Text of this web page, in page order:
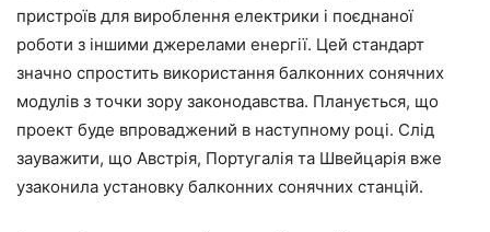
пристроїв для вироблення електрики і поєднаної
роботи з іншими джерелами енергії. Цей стандарт
значно спростить використання балконних сонячних
модулів з точки зору законодавства. Планується, що
проект буде впроваджений в наступному році. Слід
зауважити, що Австрія, Португалія та Швейцарія вже
узаконила установку балконних сонячних станцій.